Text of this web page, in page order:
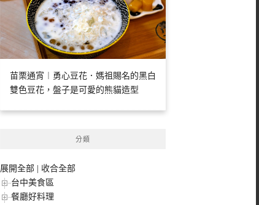
苗栗通宵︱勇心豆花．媽祖賜名的黑白
雙色豆花，盤子是可愛的熊貓造型
分類
展開全部
收合全部
台中美食區
餐廳好料理